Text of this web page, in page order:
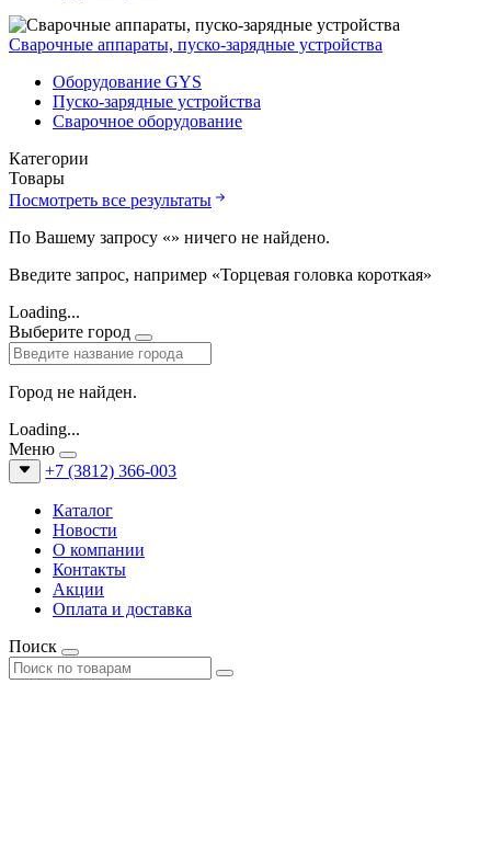
Сварочные аппараты, пуско-зарядные устройства
Оборудование GYS
Пуско-зарядные устройства
Сварочное оборудование
Категории
Товары
Посмотреть все результаты
По Вашему запросу «» ничего не найдено.
Введите запрос, например «Торцевая головка короткая»
Loading...
Выберите город
Город не найден.
Loading...
Меню
+7 (3812) 366-003
Каталог
Новости
О компании
Контакты
Акции
Оплата и доставка
Поиск